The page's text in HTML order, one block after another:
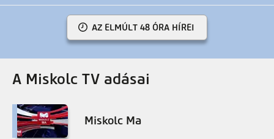
AZ ELMÚLT 48 ÓRA HÍREI
A Miskolc TV adásai
Miskolc Ma